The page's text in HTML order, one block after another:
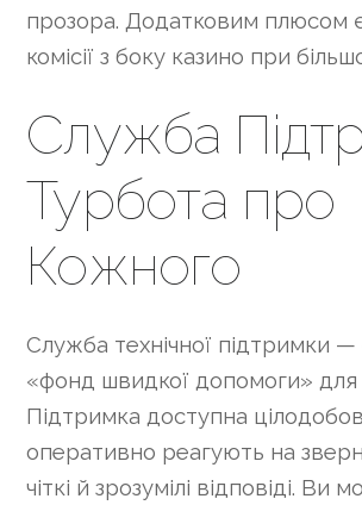
прозора. Додатковим плюсом є
комісії з боку казино при
Служба
Турбота про
Кожного
Служба технічної підтримки
«фонд швидкої допомоги» для
Підтримка доступна
оперативно реагують на
чіткі й зрозумілі відповіді. Ви